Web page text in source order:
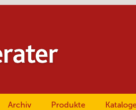
Archiv Produkte